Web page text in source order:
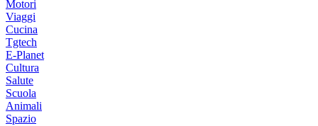
Motori
Viaggi
Cucina
Tgtech
E-Planet
Cultura
Salute
Scuola
Animali
Spazio